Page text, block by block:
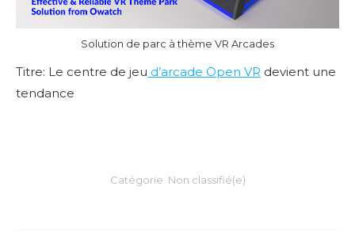
Solution de parc à thème VR Arcades
Titre: Le centre de jeu d’arcade Open VR devient une
tendance
Catégorie Non classifié(e)